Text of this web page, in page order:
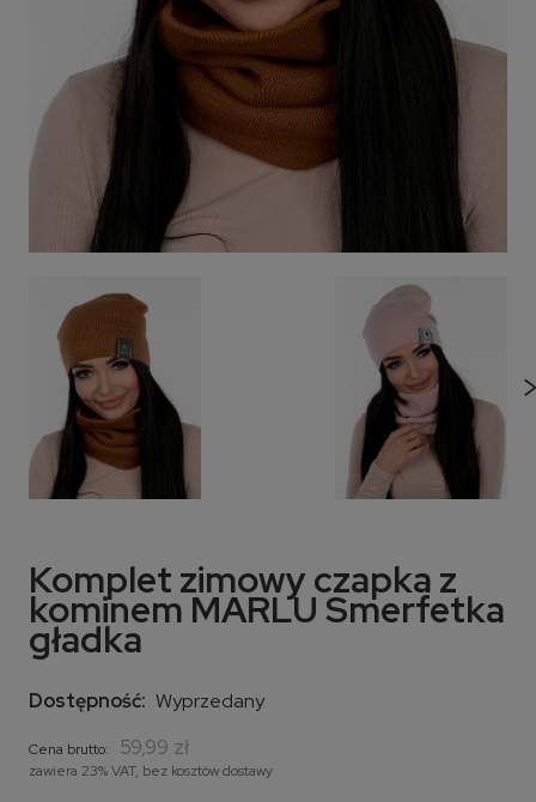
Komplet zimowy czapka z
kominem MARLU Smerfetka
gładka
Dostępność: Wyprzedany
Cena brutto: 59,99 zł
zawiera 23% VAT, bez kosztów dostawy